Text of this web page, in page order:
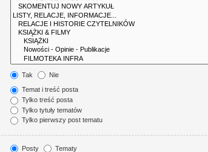
Tak Nie
Temat i treść posta
Tylko treść posta
Tylko tytuły tematów
Tylko pierwszy post tematu
Posty Tematy